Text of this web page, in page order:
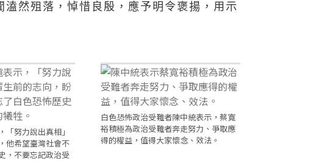
然殂落，悼惜良殷，應予明令褒揚，用示
「努力說出真相」
他希望臺灣社會不
，不要忘記政治受
白色恐怖政治受難者陳中統表示，蔡寬
裕積極為政治受難者奔走努力、爭取應
得的權益，值得大家懷念、效法。